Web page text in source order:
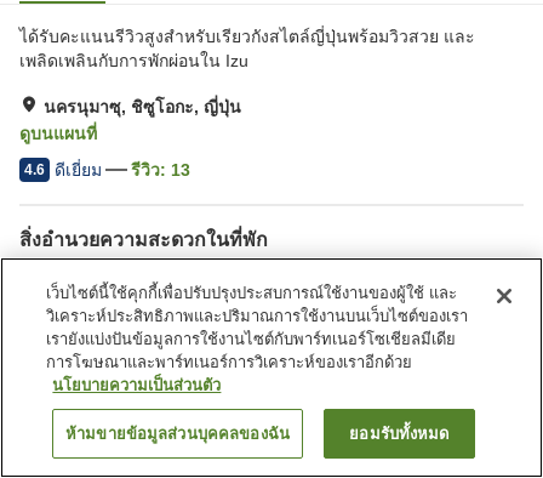
ได้รับคะแนนรีวิวสูงสำหรับเรียวกังสไตล์ญี่ปุ่นพร้อมวิวสวย และ
เพลิดเพลินกับการพักผ่อนใน Izu
นครนุมาซุ, ชิซูโอกะ, ญี่ปุ่น
ดูบนแผนที่
4.6 ดีเยี่ยม รีวิว: 13
สิ่งอำนวยความสะดวกในที่พัก
แฟกซ์
สปา/บิวตี้ซาลอน
หน้าแรก ญี่ปุ่น ชิซูโอกะ
นครนุมาซุ
Mitohama Onsen Shotokan
ค้นหาห้องพัก
เว็บไซต์นี้ใช้คุกกี้เพื่อปรับปรุงประสบการณ์ใช้งานของผู้ใช้ และ
วิเคราะห์ประสิทธิภาพและปริมาณการใช้งานบนเว็บไซต์ของเรา
เรายังแบ่งปันข้อมูลการใช้งานไซต์กับพาร์ทเนอร์โซเชียลมีเดีย
การโฆษณาและพาร์ทเนอร์การวิเคราะห์ของเราอีกด้วย
นโยบายความเป็นส่วนตัว
ห้ามขายข้อมูลส่วนบุคคลของฉัน ยอมรับทั้งหมด